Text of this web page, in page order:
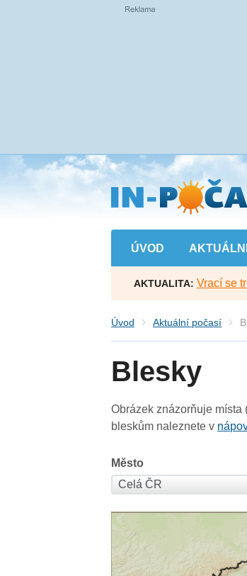
Přejít
na
hlavní
obsah
ÚVOD
AKTUALITA: Vrací se
Úvod Aktuální počasí
Blesky
Obrázek znázorňuje
bleskům naleznete v
Město